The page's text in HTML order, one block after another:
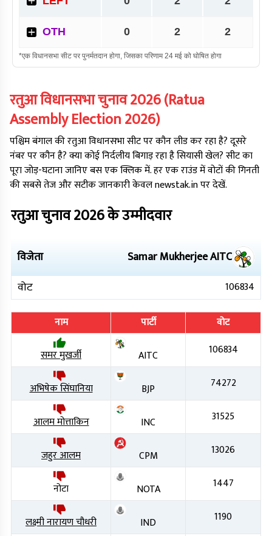
रतुआविधानसभा चुनाव2026(Ratua
Assembly Election2026)
पश्चिम बंगालकीरतुआविधानसभा सीट पर कौन लीड कर रहा है? दूसरे
नंबर पर कौन है? क्या कोई निर्दलीय बिगाड़ रहा है सियासी खेल? सीट का
पूरा जोड़-घटाना जानिए बस एक क्लिक में. हर एक राउंड में वोटों की गिनती
की सबसे तेज और सटीक जानकारी केवल newstak.in पर देखें.
रतुआचुनाव2026के उम्मीदवार
विजेता Samar MukherjeeAITC
वोट
106834
नाम पार्टी
वोट
समर मुखर्जी
AITC 106834
अभिषेक सिंघानिया BJP 74272
आलम मोत्ताकिन INC 31525
जहुर आलम CPM 13026
नोटा NOTA 1447
लक्ष्मी नारायण चौधरी IND 1190